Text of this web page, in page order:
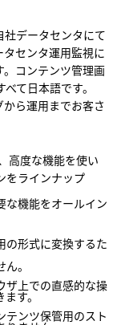
データセンタにて
センタ運用監視に
。コンテンツ管理画
て日本語です。
ら運用までお客さ
高度な機能を使い
をラインナップ
な機能をオールイン
形式に変換するた
。
ザ上での直感的な操
す。
ンツ保管用のスト